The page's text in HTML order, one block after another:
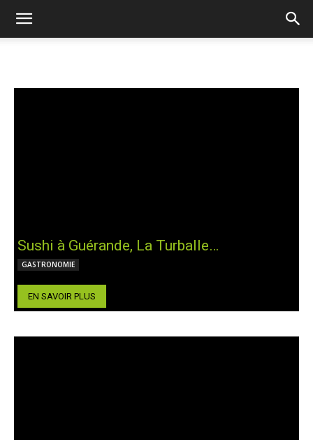
Sushi à Guérande, La Turballe…
GASTRONOMIE
EN SAVOIR PLUS